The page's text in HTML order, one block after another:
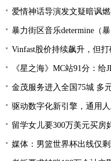
爱情神话导演发文疑暗讽
暴力街区音乐determine（暴
Vinfast股价持续飙升，但
《星之海》MC站91分：
金茂服务进入全国75城 多
驱动数字化新引擎，通用
留学女儿要300万美元买房
媒体：男篮世界杯出线仅